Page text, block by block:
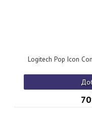
Logitech Pop Icon
70